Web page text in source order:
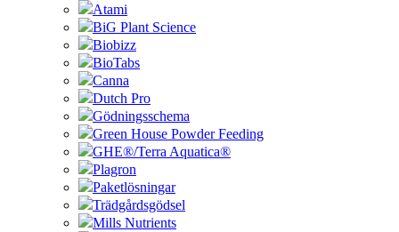
Atami
BiG Plant Science
Biobizz
BioTabs
Canna
Dutch Pro
Gödningsschema
Green House Powder Feeding
GHE®/Terra Aquatica®
Plagron
Paketlösningar
Trädgårdsgödsel
Mills Nutrients